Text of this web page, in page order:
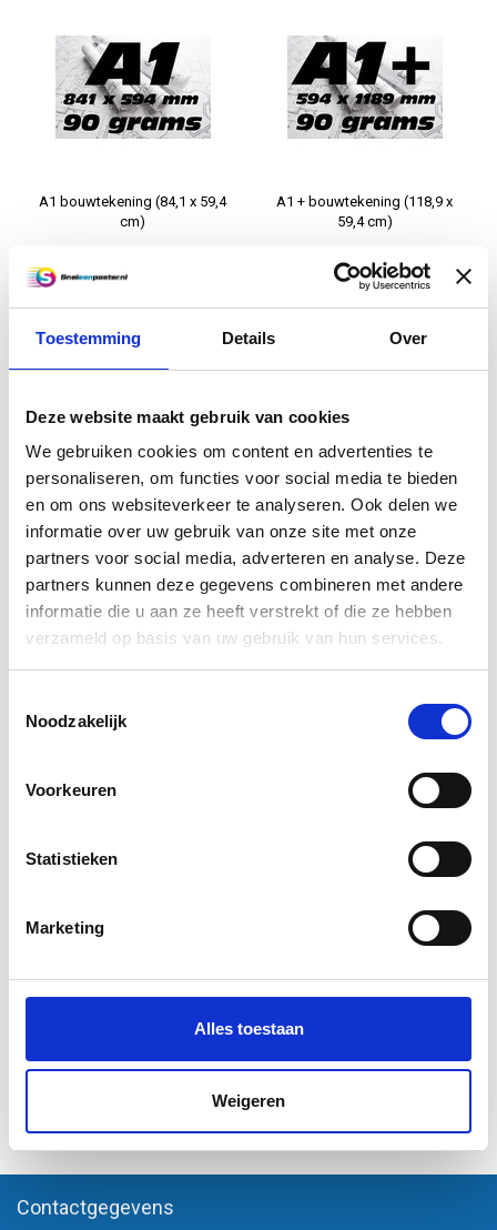
Toestemming Details Over
Deze website maakt gebruik van cookies
We gebruiken cookies om content en advertenties te
personaliseren, om functies voor social media te bieden
en om ons websiteverkeer te analyseren. Ook delen we
informatie over uw gebruik van onze site met onze
partners voor social media, adverteren en analyse. Deze
partners kunnen deze gegevens combineren met andere
informatie die u aan ze heeft verstrekt of die ze hebben
verzameld op basis van uw gebruik van hun services.
Noodzakelijk
Voorkeuren
Statistieken
Marketing
Alles toestaan
Weigeren
A1 bouwtekening (84,1 x 59,4
cm)
€3,95
Informatie
A1 + bouwtekening (118,9 x
59,4 cm)
€4,50
Informatie
841 mm
€7,95
A3 bouwtekening (42 x 29,7)
€2,50
A2 bouwtekening (59,4 x 42
Informatie
Excl. btw
Contactgegevens